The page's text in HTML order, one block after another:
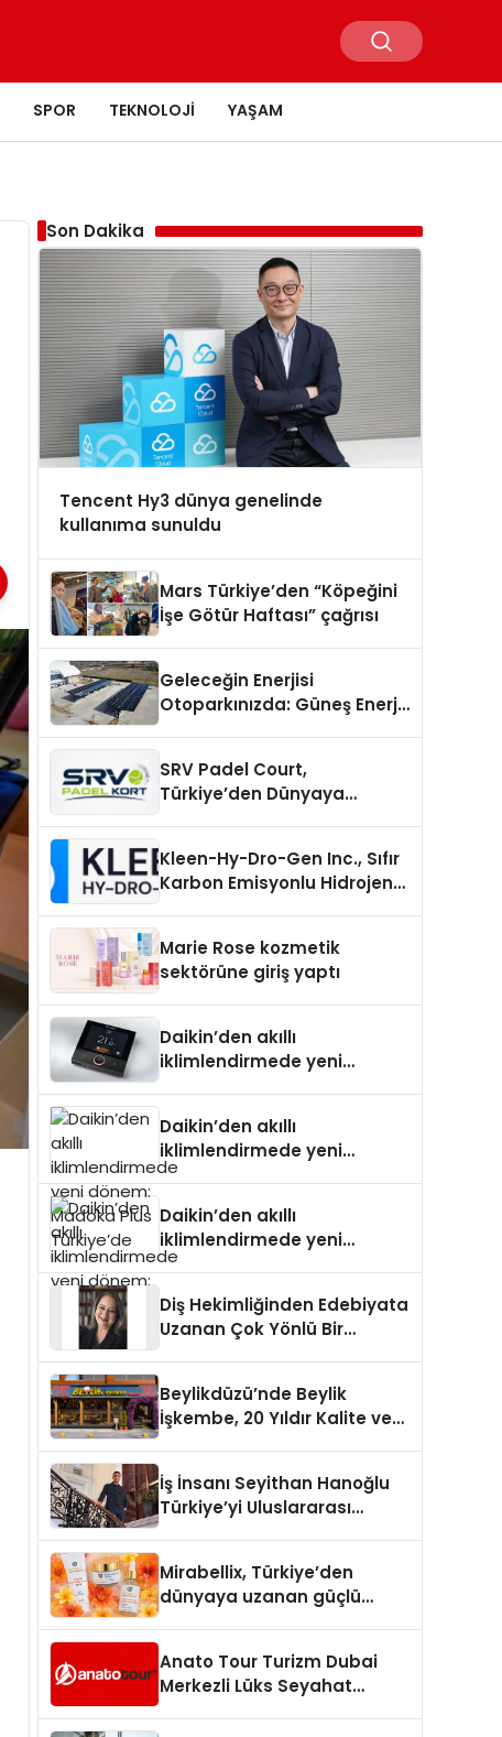
SPOR TEKNOLOJI YAŞAM
Son Dakika
Tencent Hy3 dünya genelinde
kullanıma sunuldu
Mars Türkiye’den “Köpeğini
İşe Götür Haftası” çağrısı
Geleceğin Enerjisi
Otoparkınızda: Güneş Enerjili
SRV Padel Court,
Türkiye’den Dünyaya
Kleen-Hy-Dro-Gen Inc., Sıfır
Karbon Emisyonlu Hidrojen
Aldı
Marie Rose kozmetik
sektörüne giriş yaptı
Daikin’den akıllı
iklimlendirmede yeni
Daikin’den akıllı
iklimlendirmede yeni
dönem: Madoka Plus
Daikin’den akıllı
iklimlendirmede yeni
dönem: Madoka Plus
Diş Hekimliğinden Edebiyata
Uzanan Çok Yönlü Bir
Beylikdüzü’nde Beylik
İşkembe, 20 Yıldır Kalite ve
İş İnsanı Seyithan Hanoğlu
Türkiye’yi Uluslararası
Mirabellix, Türkiye’den
dünyaya uzanan güçlü
Anato Tour Turizm Dubai
Merkezli Lüks Seyahat